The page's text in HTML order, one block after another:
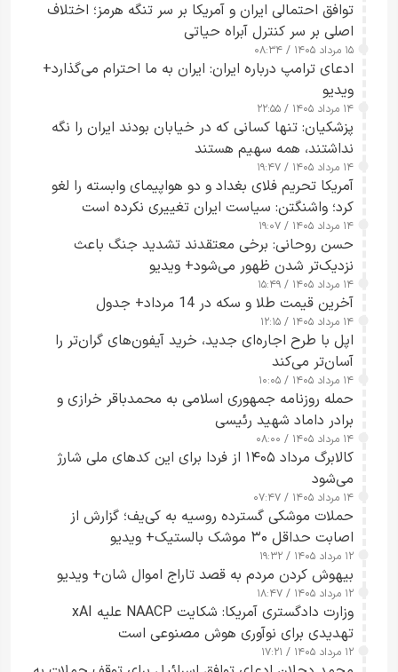
توافق احتمالی ایران و آمریکا بر سر تنگه هرمز؛ اختلاف
اصلی بر سر کنترل آبراه حیاتی
۱۵ مرداد ۱۴۰۵ / ۰۸:۳۴
ادعای ترامپ درباره ایران: ایران به ما احترام می‌گذارد+
ویدیو
۱۴ مرداد ۱۴۰۵ / ۲۲:۵۵
پزشکیان: تنها کسانی که در خیابان بودند ایران را نگه
نداشتند، همه سهیم هستند
۱۴ مرداد ۱۴۰۵ / ۱۹:۴۷
آمریکا تحریم فلای بغداد و دو هواپیمای وابسته را لغو
کرد؛ واشنگتن: سیاست ایران تغییری نکرده است
۱۴ مرداد ۱۴۰۵ / ۱۹:۰۷
حسن روحانی: برخی معتقدند تشدید جنگ باعث
نزدیک‌تر شدن ظهور می‌شود+ ویدیو
۱۴ مرداد ۱۴۰۵ / ۱۵:۴۹
آخرین قیمت طلا و سکه در 14 مرداد+ جدول
۱۴ مرداد ۱۴۰۵ / ۱۲:۱۵
اپل با طرح اجاره‌ای جدید، خرید آیفون‌های گران‌تر را
آسان‌تر می‌کند
۱۴ مرداد ۱۴۰۵ / ۱۰:۰۵
حمله روزنامه جمهوری اسلامی به محمدباقر خرازی و
برادر داماد شهید رئیسی
۱۴ مرداد ۱۴۰۵ / ۰۸:۰۰
کالابرگ مرداد ۱۴۰۵ از فردا برای این کدهای ملی شارژ
می‌شود
۱۴ مرداد ۱۴۰۵ / ۰۷:۴۷
حملات موشکی گسترده روسیه به کی‌یف؛ گزارش از
اصابت حداقل ۳۰ موشک بالستیک+ ویدیو
۱۲ مرداد ۱۴۰۵ / ۱۹:۳۲
بیهوش کردن مردم به قصد تاراج اموال شان+ ویدیو
۱۲ مرداد ۱۴۰۵ / ۱۸:۴۷
وزارت دادگستری آمریکا: شکایت NAACP علیه xAI
تهدیدی برای نوآوری هوش مصنوعی است
۱۲ مرداد ۱۴۰۵ / ۱۷:۲۱